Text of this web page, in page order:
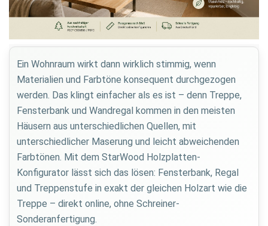
Ein Wohnraum wirkt dann wirklich stimmig, wenn
Materialien und Farbtöne konsequent durchgezogen
werden. Das klingt einfacher als es ist – denn Treppe,
Fensterbank und Wandregal kommen in den meisten
Häusern aus unterschiedlichen Quellen, mit
unterschiedlicher Maserung und leicht abweichenden
Farbtönen. Mit dem StarWood Holzplatten-
Konfigurator lässt sich das lösen: Fensterbank, Regal
und Treppenstufe in exakt der gleichen Holzart wie die
Treppe – direkt online, ohne Schreiner-
Sonderanfertigung.